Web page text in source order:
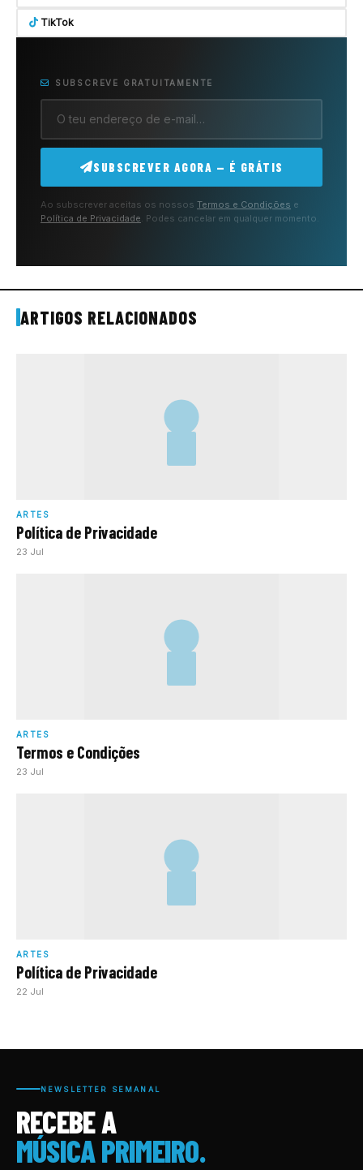
TikTok
SUBSCREVE GRATUITAMENTE
SUBSCREVER AGORA — É GRÁTIS
Ao subscrever aceitas os nossos Termos e Condições e
Política de Privacidade . Podes cancelar em qualquer momento.
ARTIGOS RELACIONADOS
ARTES
Política de Privacidade
23 Jul
ARTES
Termos e Condições
23 Jul
ARTES
Política de Privacidade
22 Jul
NEWSLETTER SEMANAL
RECEBE A
MÚSICA PRIMEIRO.